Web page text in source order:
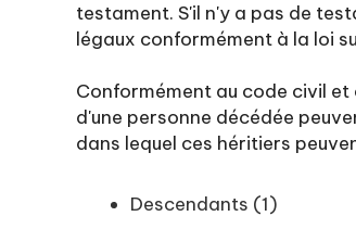
testament. S'il n'y a pas de
légaux conformément à la loi
Conformément au code civil
d'une personne décédée
dans lequel ces héritiers
Descendants (1)